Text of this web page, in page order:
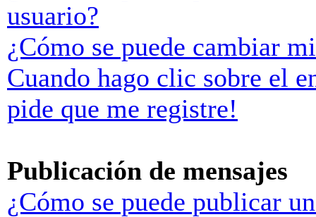
usuario?
¿Cómo se puede cambiar
Cuando hago clic sobre el
pide que me registre!
Publicación de mensajes
¿Cómo se puede publicar